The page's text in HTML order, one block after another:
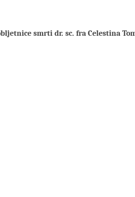
smrti dr. sc. fra Celestina